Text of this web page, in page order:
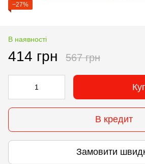
−27%
В наявності
414 грн 567 грн
В кредит
Замовити